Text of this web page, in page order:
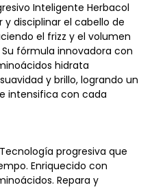
Inteligente Herbacol
y disciplinar el cabello de
el frizz y el volumen
fórmula innovadora con
hidrata
y brillo, logrando un
intensifica con cada
progresiva que
Enriquecido con
Repara y